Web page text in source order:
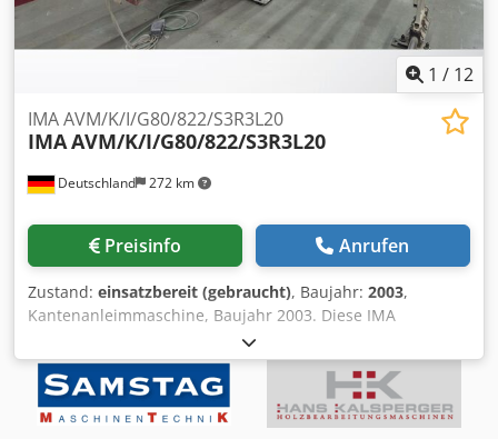
1 / 12
Deutschland 272 km
IMA AVM/K/I/G80/822/S3R3L20
IMAAVM/K/I/G80/822/S3R3L20
Preisinfo Anrufen
Zustand: einsatzbereit (gebraucht), Baujahr: 2003,
Kantenanleimmaschine, Baujahr 2003. Diese IMA
AVM/K/I/G80/822/S3R3L20 ist für das Fräsen,
Kantenanleimen und die Nachbearbeitung von Falztüren
ausgelegt. Sie verfügt über einen massiven Maschinenfuß,
einen Antrieb für eine Vorschubgeschwindigkeit von ca. 5–
25 m/min sowie eine Leimauftragseinheit für verschiedene